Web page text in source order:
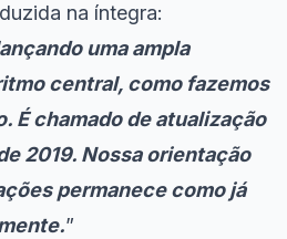
na íntegra:
uma ampla
central, como fazemos
É chamado de atualização
2019. Nossa orientação
permanece como já
”